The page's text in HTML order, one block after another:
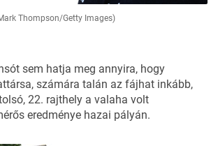
Thompson/Getty Images)
sem hatja meg annyira, hogy
számára talán az fájhat inkább,
22. rajthely a valaha volt
eredménye hazai pályán.